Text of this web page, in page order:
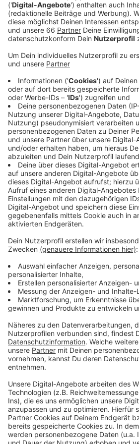
Veröffentlicht:Donnerstag,
Anzeige
Neu ist, dass Besucher der
Corona-Test mehr vorzeigen
vollständig geimpft sein müssen.
schwimmt, für den ändert sich erst
aufgrund der Pandemie die Zahl
eingeschränkt ist, muss man sich
wie das Rheinbad, wieder einen
Hier werden die Termine drei Tage
freigeschaltet. Neue Termine gibts
Beim Unterbacher See kann man
direkt ein Ticket kaufen. Aufgrund
empfiehlt es sich allerdings vorher
kaufen.
Weitere Infos und Links zum
Anzeige
buchen
Hier könnt ihr Slot für die Bäder
Bädergesellschaft reservieren
Anzeige